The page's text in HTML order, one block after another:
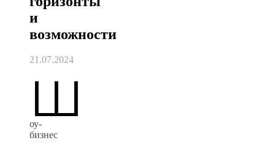
и
возможности
21.07.2024
Ш
оу-
бизнес